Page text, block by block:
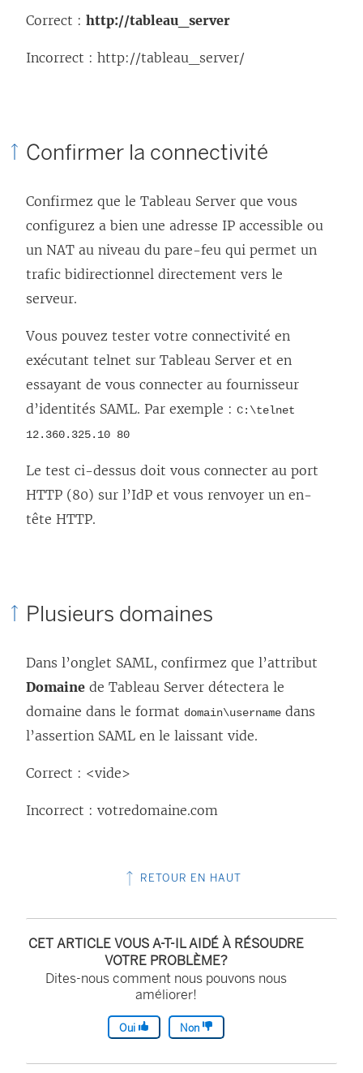
Correct : http://tableau_server
Incorrect : http://tableau_server/
Confirmer la connectivité
Confirmez que le Tableau Server que vous
configurez a bien une adresse IP accessible ou
un NAT au niveau du pare-feu qui permet un
trafic bidirectionnel directement vers le
serveur.
Vous pouvez tester votre connectivité en
exécutant telnet sur Tableau Server et en
essayant de vous connecter au fournisseur
d’identités SAML. Par exemple : C:\telnet
12.360.325.10 80
Le test ci-dessus doit vous connecter au port
HTTP (80) sur l’IdP et vous renvoyer un en-
tête HTTP.
Plusieurs domaines
Dans l’onglet SAML, confirmez que l’attribut
Domaine de Tableau Server détectera le
domaine dans le format domain\username dans
l’assertion SAML en le laissant vide.
Correct : <vide>
Incorrect : votredomaine.com
RETOUR EN HAUT
CET ARTICLE VOUS A-T-IL AIDÉ À RÉSOUDRE
VOTRE PROBLÈME?
Dites-nous comment nous pouvons nous
améliorer!
Oui Non